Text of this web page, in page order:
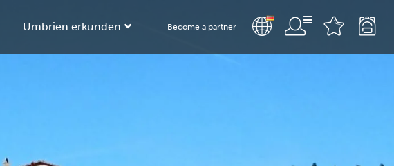
Umbrien erkunden Become a partner